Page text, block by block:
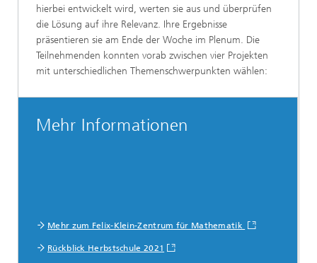
hierbei entwickelt wird, werten sie aus und überprüfen
die Lösung auf ihre Relevanz. Ihre Ergeb­nisse
präsentieren sie am Ende der Woche im Plenum. Die
Teilnehmenden konnten vorab zwischen vier Projekten
mit unterschiedlichen Themenschwerpunkten wählen:
Mehr Informationen
Mehr zum Felix-Klein-Zentrum für Mathematik
Rückblick Herbstschule 2021